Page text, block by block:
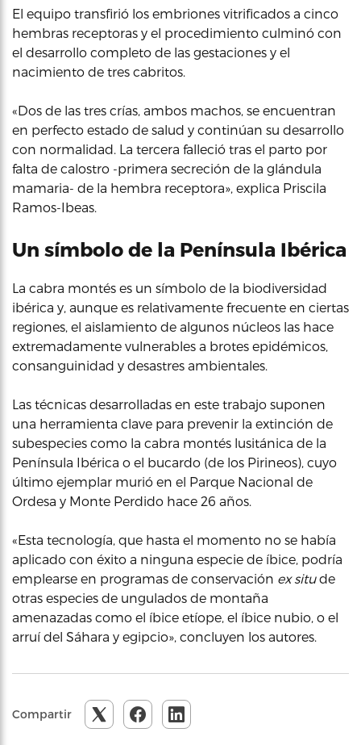
El equipo transfirió los embriones vitrificados a cinco
hembras receptoras y el procedimiento culminó con
el desarrollo completo de las gestaciones y el
nacimiento de tres cabritos.
«Dos de las tres crías, ambos machos, se encuentran
en perfecto estado de salud y continúan su desarrollo
con normalidad. La tercera falleció tras el parto por
falta de calostro -primera secreción de la glándula
mamaria- de la hembra receptora», explica Priscila
Ramos-Ibeas.
Un símbolo de la Península Ibérica
La cabra montés es un símbolo de la biodiversidad
ibérica y, aunque es relativamente frecuente en ciertas
regiones, el aislamiento de algunos núcleos las hace
extremadamente vulnerables a brotes epidémicos,
consanguinidad y desastres ambientales.
Las técnicas desarrolladas en este trabajo suponen
una herramienta clave para prevenir la extinción de
subespecies como la cabra montés lusitánica de la
Península Ibérica o el bucardo (de los Pirineos), cuyo
último ejemplar murió en el Parque Nacional de
Ordesa y Monte Perdido hace 26 años.
«Esta tecnología, que hasta el momento no se había
aplicado con éxito a ninguna especie de íbice, podría
emplearse en programas de conservación ex situde
otras especies de ungulados de montaña
amenazadas como el íbice etíope, el íbice nubio, o el
arruí del Sáhara y egipcio», concluyen los autores.
Compartir